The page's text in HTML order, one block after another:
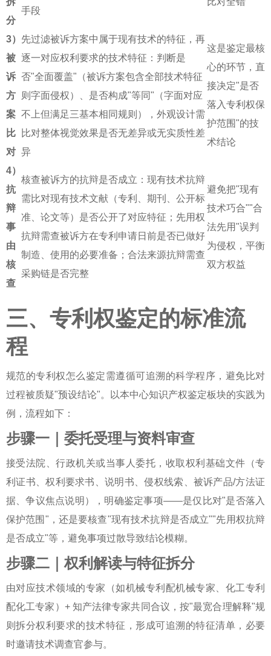
分
手段
3）
被
诉
方
案
比
对
先过滤被诉方案中属于现有技术的特征，再
逐一对应权利要求的技术特征：判断是
否"全面覆盖"（被诉方案包含全部技术特征
则字面侵权）、是否构成"等同"（字面对应
不上但满足三基本相同规则），外观设计需
比对整体视觉效果是否无差异或无实质性差
异
这是鉴定最核
心的环节，直
接决定"是否
落入专利权保
护范围"的技
术结论
4）
抗
辩
事
由
核
查
核查被诉方的抗辩是否成立：现有技术抗辩
需比对现有技术文献（专利、期刊、公开标
准、论文等）是否公开了对应特征；先用权
抗辩需查被诉方在专利申请日前是否已做好
制造、使用的必要准备；合法来源抗辩需查
采购链是否完整
避免把"现有
技术巧合""合
法先用"误判
为侵权，平衡
双方权益
三、专利权鉴定的标准流
程
规范的专利权怎么鉴定需遵循可追溯的科学程序，避免比对
过程被质疑"预设结论"。以本中心知识产权鉴定板块的实践为
例，流程如下：
步骤一｜委托受理与资料审查
接受法院、行政机关或当事人委托，收取权利基础文件（专
利证书、权利要求书、说明书、侵权线索、被诉产品/方法证
据、争议焦点说明），明确鉴定事项——是仅比对"是否落入
保护范围"，还是要核查"现有技术抗辩是否成立""先用权抗辩
是否成立"等，避免事项过散导致结论模糊。
步骤二｜权利解读与特征拆分
由对应技术领域的专家（如机械专利配机械专家、化工专利
配化工专家）+ 知产法律专家共同合议，按"最宽合理解释"规
则拆分权利要求的技术特征，形成可追溯的特征清单，必要
时邀请技术调查官参与。